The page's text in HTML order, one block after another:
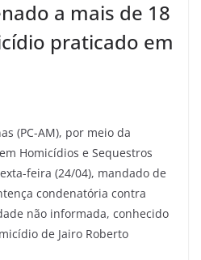
a mais de 18
praticado em
(PC-AM), por meio da
Homicídios e Sequestros
feira (24/04), mandado de
condenatória contra
não informada, conhecido
de Jairo Roberto